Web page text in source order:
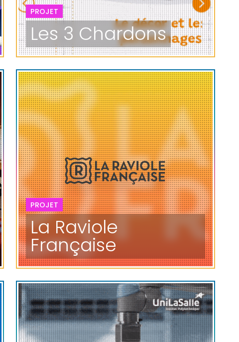
PROJET
Les 3 Chardons
PROJET
La Raviole
Française